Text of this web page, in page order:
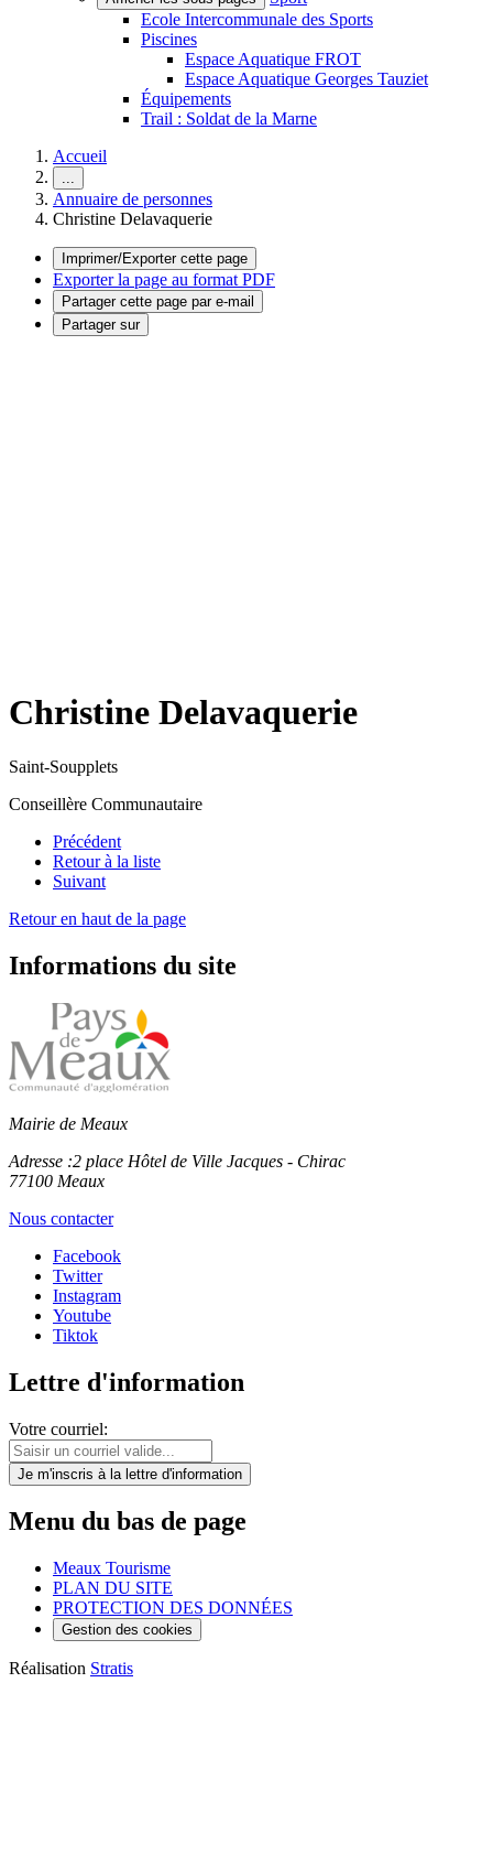
Ecole Intercommunale des Sports
Piscines
Espace Aquatique FROT
Espace Aquatique Georges Tauziet
Équipements
Trail : Soldat de la Marne
Accueil
...
Annuaire de personnes
Christine Delavaquerie
Imprimer/Exporter cette page
Exporter la page au format PDF
Partager cette page par e-mail
Partager sur
Christine Delavaquerie
Saint-Soupplets
Conseillère Communautaire
Précédent
Retour à la liste
Suivant
Retour en haut de la page
Informations du site
Mairie de Meaux
Adresse :2 place Hôtel de Ville Jacques - Chirac
77100 Meaux
Nous contacter
Facebook
Twitter
Instagram
Youtube
Tiktok
Lettre d'information
Votre courriel:
Je m'inscris à la lettre d'information
Menu du bas de page
Meaux Tourisme
PLAN DU SITE
PROTECTION DES DONNÉES
Gestion des cookies
Réalisation Stratis